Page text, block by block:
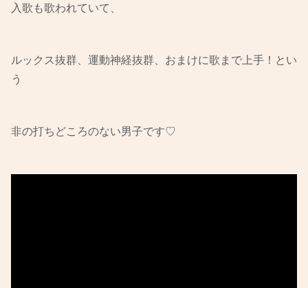
入歌も歌われていて、
ルックス抜群、運動神経抜群、おまけに歌まで上手！とい
う
非の打ちどころのない男子です♡